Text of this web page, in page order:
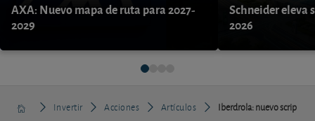
AXA: Nuevo mapa de ruta para 2027-
2029
Schneider eleva
2026
Invertir Acciones Artículos
Iberdrola: nuevo scrip